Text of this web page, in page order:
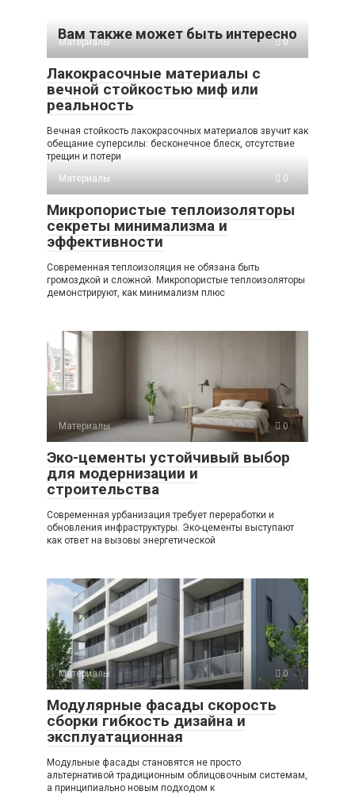
Вам также может быть интересно
Материалы 0
Лакокрасочные материалы с
вечной стойкостью миф или
реальность
Вечная стойкость лакокрасочных материалов звучит как
обещание суперсилы: бесконечное блеск, отсутствие
трещин и потери
Материалы
0
Микропористые теплоизоляторы
секреты минимализма и
эффективности
Современная теплоизоляция не обязана быть
громоздкой и сложной. Микропористые теплоизоляторы
демонстрируют, как минимализм плюс
Материалы 0
Эко-цементы устойчивый выбор
для модернизации и
строительства
Современная урбанизация требует переработки и
обновления инфраструктуры. Эко-цементы выступают
как ответ на вызовы энергетической
Материалы 0
Модулярные фасады скорость
сборки гибкость дизайна и
эксплуатационная
Модульные фасады становятся не просто
альтернативой традиционным облицовочным системам,
а принципиально новым подходом к